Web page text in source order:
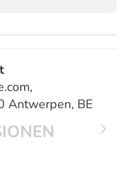
Antwerpen, BE